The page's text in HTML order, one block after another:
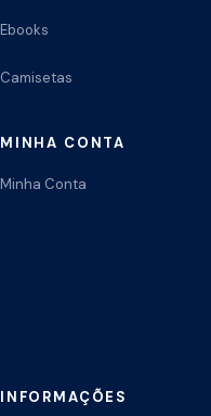
Ebooks
Camisetas
MINHA CONTA
Minha Conta
INFORMAÇÕES